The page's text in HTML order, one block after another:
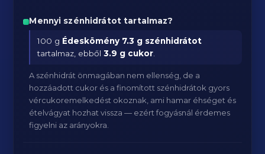
Mennyi szénhidrátot tartalmaz?
100 g Édeskömény 7.3 g szénhidrátot
tartalmaz, ebből3.9 g cukor
A szénhidrát önmagában nem ellenség, de a
hozzáadott cukor és a finomított szénhidrátok gyors
vércukoremelkedést okoznak, ami hamar éhséget és
ételvágyat hozhat vissza — ezért fogyásnál érdemes
figyelni az arányokra.